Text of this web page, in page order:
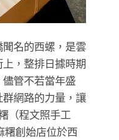
名的西螺，是雲
，整排日據時期
管不若當年盛
網路的力量，讓
（程文照手工
糬創始店位於西